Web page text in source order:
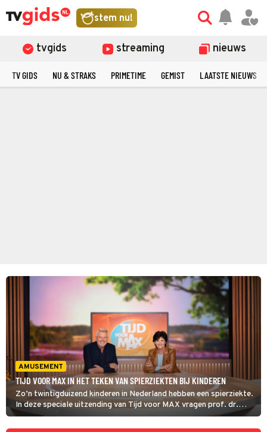
stem nu!
tvgids streaming nieuws
TV GIDS NU & STRAKS PRIMETIME GEMIST LAATSTE NIEUWS
AMUSEMENT
TIJD VOOR MAX IN HET TEKEN VAN SPIERZIEKTEN BIJ KINDEREN
Zo’n twintigduizend kinderen in Nederland hebben een spierziekte.
In deze speciale uitzending van Tijd voor MAX vragen prof. dr.
Ludo van der Pol en Truus en Louis van Gaal - ambassadeurs van
Spieren voor Spieren - hier aandacht voor.